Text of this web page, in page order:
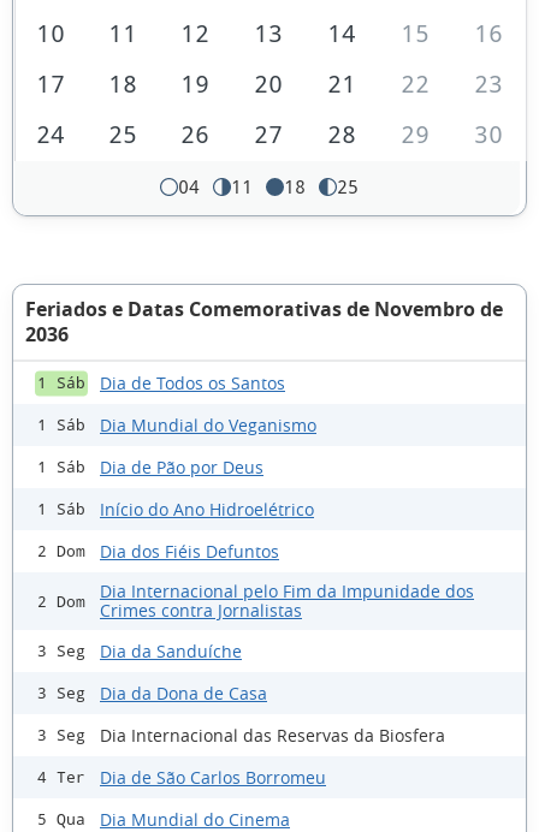
10
11 12 13 14 15
16
17
18 19 20 21 22
23
24
25 26 27 28 29 30
04 11 18 25
Feriados e Datas Comemorativas de Novembro de
2036
1 Sáb Dia de Todos os Santos
1 Sáb Dia Mundial do Veganismo
1 Sáb Dia de Pão por Deus
1 Sáb Início do Ano Hidroelétrico
2 Dom Dia dos Fiéis Defuntos
2 Dom
Dia Internacional pelo Fim da Impunidade dos
Crimes contra Jornalistas
3 Seg Dia da Sanduíche
3 Seg Dia da Dona de Casa
3 Seg Dia Internacional das Reservas da Biosfera
4 Ter Dia de São Carlos Borromeu
5 Qua Dia Mundial do Cinema